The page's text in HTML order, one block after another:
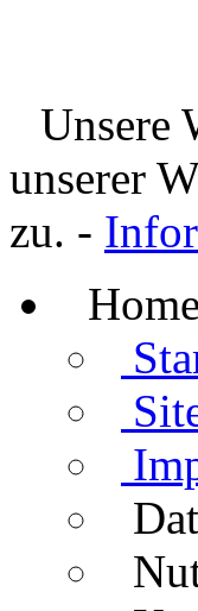
Unsere
unserer
zu. -
Home